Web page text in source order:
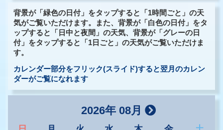
背景が「緑色の日付」をタップすると「1時間ごと」の天
気がご覧いただけます。また、背景が「白色の日付」をタ
ップすると「日中と夜間」の天気、背景が「グレーの日
付」をタップすると「1日ごと」の天気がご覧いただけま
す。
カレンダー部分をフリック(スライド)すると翌月のカレン
ダーがご覧になれます
2026年 08月